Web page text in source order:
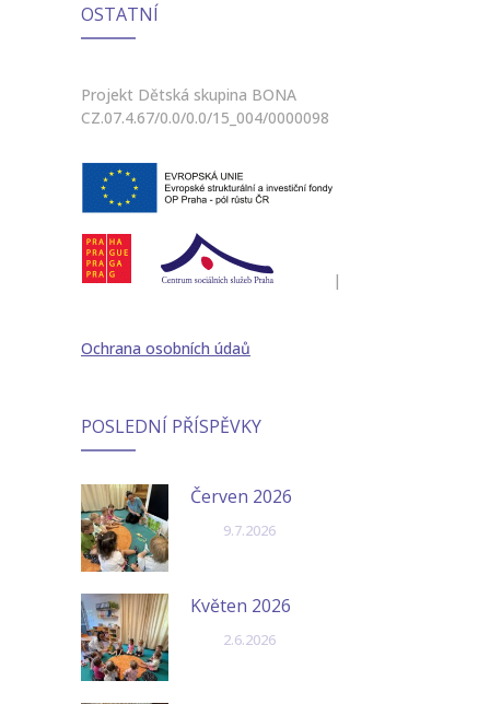
OSTATNÍ
Projekt Dětská skupina BONA
CZ.07.4.67/0.0/0.0/15_004/0000098
|
Ochrana osobních údaů
POSLEDNÍ PŘÍSPĚVKY
Červen 2026
9.7.2026
Květen 2026
2.6.2026